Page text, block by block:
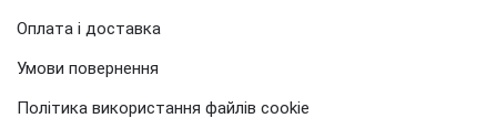
Оплата і доставка
Умови повернення
Політика використання файлів cookie